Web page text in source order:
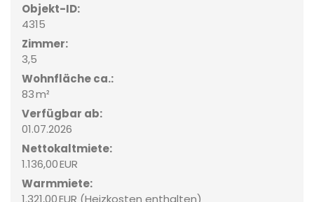
Objekt-ID:
4315
Zimmer:
3,5
Wohnfläche ca.:
83 m²
Verfügbar ab:
01.07.2026
Nettokaltmiete:
1.136,00 EUR
Warmmiete:
1.321,00 EUR (Heizkosten enthalten)